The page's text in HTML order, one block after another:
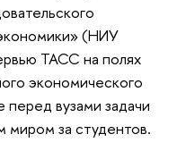
(НИУ
ТАСС на полях
экономического
вузами задачи
миром за студентов.